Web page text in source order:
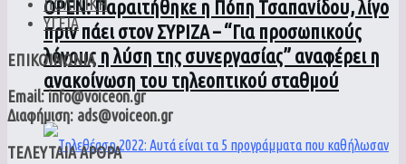
ΟPEN: Παραιτήθηκε η Πόπη Τσαπανίδου, λίγο
πριν πάει στον ΣΥΡΙΖΑ – “Για προσωπικούς
λόγους η λύση της συνεργασίας” αναφέρει η
ανακοίνωση του τηλεοπτικού σταθμού
ΥΓΕΙΑ
ΕΠΙΚΟΙΝΩΝΙΑ
Email: info@voiceon.gr
Διαφήμιση: ads@voiceon.gr
ΤΕΛΕΥΤΑΙΑ ΑΡΘΡΑ